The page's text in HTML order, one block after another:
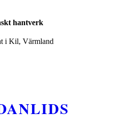
hantverk
i Kil, Värmland